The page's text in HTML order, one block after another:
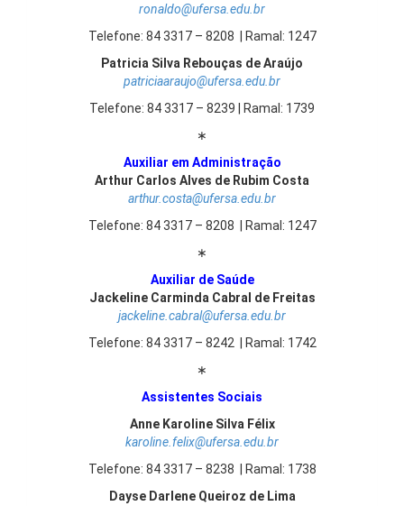
ronaldo@ufersa.edu.br
Telefone: 84 3317 – 8208 | Ramal: 1247
Patricia Silva Rebouças de Araújo
patriciaaraujo@ufersa.edu.br
Telefone: 84 3317 – 8239 | Ramal: 1739
∗
Auxiliar em Administração
Arthur Carlos Alves de Rubim Costa
arthur.costa@ufersa.edu.br
Telefone: 84 3317 – 8208 | Ramal: 1247
∗
Auxiliar de Saúde
Jackeline Carminda Cabral de Freitas
jackeline.cabral@ufersa.edu.br
Telefone: 84 3317 – 8242 | Ramal: 1742
∗
Assistentes Sociais
Anne Karoline Silva Félix
karoline.felix@ufersa.edu.br
Telefone: 84 3317 – 8238 | Ramal: 1738
Dayse Darlene Queiroz de Lima